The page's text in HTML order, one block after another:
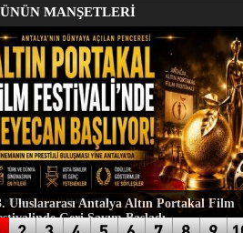
MANŞETLERİ
Uluslararası Antalya Altın Portakal Film
Geri Sayım Başladı